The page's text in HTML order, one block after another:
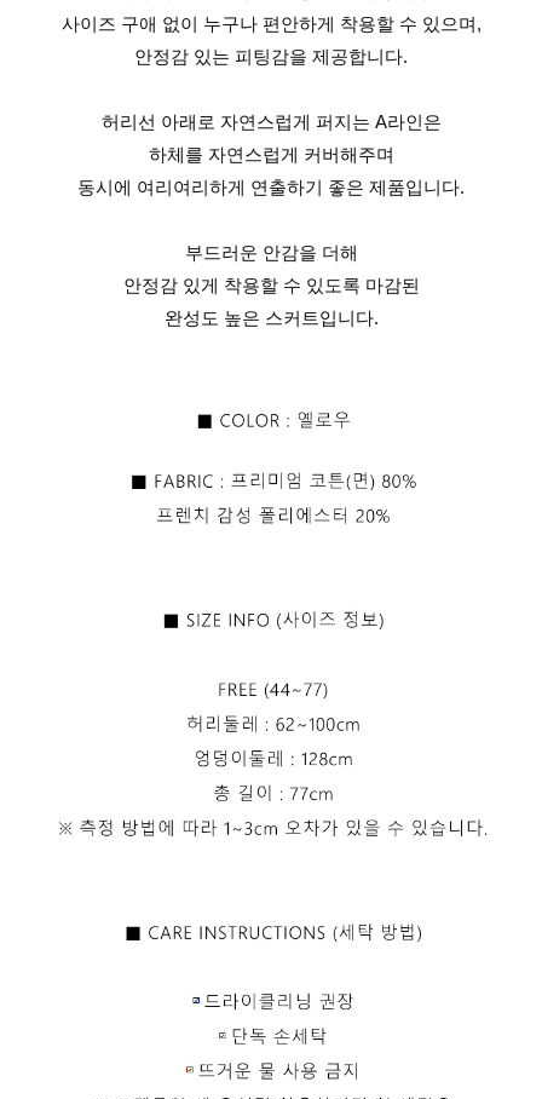
사이즈 구애 없이 누구나 편안하게 착용할 수 있으며,
안정감 있는 피팅감을 제공합니다.
허리선 아래로 자연스럽게 퍼지는 A라인은
하체를 자연스럽게 커버해주며
동시에 여리여리하게 연출하기 좋은 제품입니다.
부드러운 안감을 더해
안정감 있게 착용할 수 있도록 마감된